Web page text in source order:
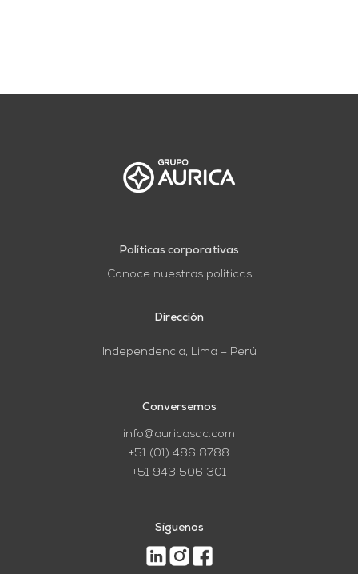
Políticas corporativas
Conoce nuestras políticas
Dirección
Independencia, Lima – Perú
Conversemos
info@auricasac.com
+51 (01) 486 8788
+51 943 506 301
Síguenos